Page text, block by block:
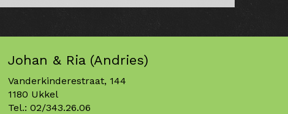
Johan & Ria (Andries)
Vanderkinderestraat, 144
1180 Ukkel
Tel.: 02/343.26.06